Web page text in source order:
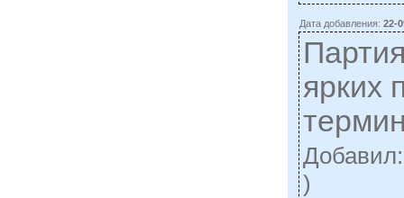
Дата добавления:22-
ярких
)